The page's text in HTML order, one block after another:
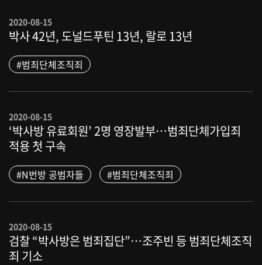
2020-08-15
박사 42년, 도널드푸틴 13년, 랄로 13년
#범죄단체조직죄
2020-08-15
‘박사방 유료회원’ 2명 영장발부…범죄단체가입죄
적용 첫 구속
#N번방 공범자들 #범죄단체조직죄
2020-08-15
검찰 “박사방은 범죄집단”…조주빈 등 범죄단체조직
죄 기소